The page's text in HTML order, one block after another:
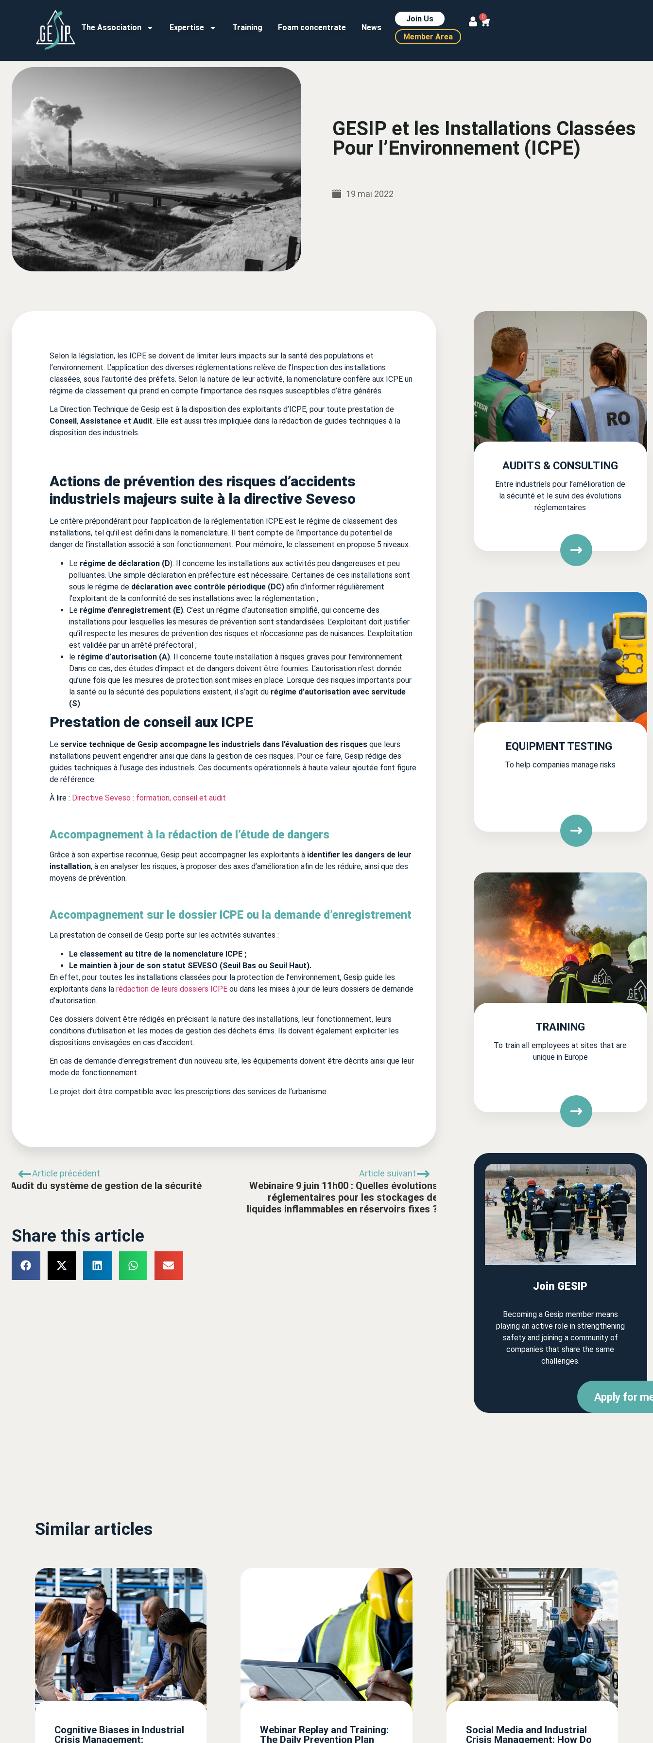
The Association Expertise Training Foam concentrate News
Join Us
Member Area
0
GESIP et les Installations Classées
Pour l’Environnement (ICPE)
19 mai 2022
AUDITS & CONSULTING
Entre industriels pour l’amélioration de
la sécurité et le suivi des évolutions
réglementaires
EQUIPMENT TESTING
To help companies manage risks
TRAINING
To train all employees at sites that are
unique in Europe
Join GESIP
Becoming a Gesip member means
playing an active role in strengthening
safety and joining a community of
companies that share the same
challenges.
Apply for
Selon la législation, les ICPE se doivent de limiter leurs impacts sur la santé des populations et
l’environnement. L’application des diverses réglementations relève de l’Inspection des installations
classées, sous l’autorité des préfets. Selon la nature de leur activité, la nomenclature confère aux ICPE un
régime de classement qui prend en compte l’importance des risques susceptibles d’être générés.
La Direction Technique de Gesip est à la disposition des exploitants d’ICPE, pour toute prestation de
Conseil , Assistance et Audit. Elle est aussi très impliquée dans la rédaction de guides techniques à la
disposition des industriels.
Actions de prévention des risques d’accidents
industriels majeurs suite à la directive Seveso
Le critère prépondérant pour l’application de la réglementation ICPE est le régime de classement des
installations, tel qu’il est défini dans la nomenclature. Il tient compte de l’importance du potentiel de
danger de l’installation associé à son fonctionnement. Pour mémoire, le classement en propose 5 niveaux.
Le régime de déclaration (D). Il concerne les installations aux activités peu dangereuses et peu
polluantes. Une simple déclaration en préfecture est nécessaire. Certaines de ces installations sont
sous le régime de déclaration avec contrôle périodique (DC) afin d’informer régulièrement
l’exploitant de la conformité de ses installations avec la réglementation ;
Le régime d’enregistrement (E). C’est un régime d’autorisation simplifié, qui concerne des
installations pour lesquelles les mesures de prévention sont standardisées. L’exploitant doit justifier
qu’il respecte les mesures de prévention des risques et n’occasionne pas de nuisances. L’exploitation
est validée par un arrêté préfectoral ;
le régime d’autorisation (A). Il concerne toute installation à risques graves pour l’environnement.
Dans ce cas, des études d’impact et de dangers doivent être fournies. L’autorisation n’est donnée
qu’une fois que les mesures de protection sont mises en place. Lorsque des risques importants pour
la santé ou la sécurité des populations existent, il s’agit du régime d’autorisation avec servitude
(S).
Prestation de conseil aux ICPE
Le service technique de Gesip accompagne les industriels dans l’évaluation des risques que leurs
installations peuvent engendrer ainsi que dans la gestion de ces risques. Pour ce faire, Gesip rédige des
guides techniques à l’usage des industriels. Ces documents opérationnels à haute valeur ajoutée font figure
de référence.
À lire : Directive Seveso : formation, conseil et audit
Accompagnement à la rédaction de l’étude de dangers
Grâce à son expertise reconnue, Gesip peut accompagner les exploitants à identifier les dangers de leur
installation, à en analyser les risques, à proposer des axes d’amélioration afin de les réduire, ainsi que des
moyens de prévention.
Accompagnement sur le dossier ICPE ou la demande d’enregistrement
La prestation de conseil de Gesip porte sur les activités suivantes :
Le classement au titre de la nomenclature ICPE ;
Le maintien à jour de son statut SEVESO (Seuil Bas ou Seuil Haut).
En effet, pour toutes les installations classées pour la protection de l’environnement, Gesip guide les
exploitants dans la rédaction de leurs dossiers ICPE ou dans les mises à jour de leurs dossiers de demande
d’autorisation.
Ces dossiers doivent être rédigés en précisant la nature des installations, leur fonctionnement, leurs
conditions d’utilisation et les modes de gestion des déchets émis. Ils doivent également expliciter les
dispositions envisagées en cas d’accident.
En cas de demande d’enregistrement d’un nouveau site, les équipements doivent être décrits ainsi que leur
mode de fonctionnement.
Le projet doit être compatible avec les prescriptions des services de l’urbanisme.
Article précédent
Audit du système de gestion de la sécurité
Article suivant
Webinaire 9 juin 11h00 : Quelles évolutions
réglementaires pour les stockages de
liquides inflammables en réservoirs fixes ?
Share this article
Similar articles
Cognitive Biases in Industrial
Crisis Management:
Webinar Replay and Training:
The Daily Prevention Plan
Social Media and Industrial
Crisis Management: How Do